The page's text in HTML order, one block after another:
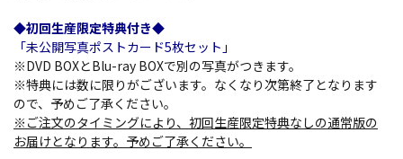
◆初回生産限定特典付き◆
「未公開写真ポストカード5枚セット」
※DVD BOXとBlu-ray BOXで別の写真がつきます。
※特典には数に限りがございます。なくなり次第終了となります
ので、予めご了承ください。
※ご注文のタイミングにより、初回生産限定特典なしの通常版の
お届けとなります。予めご了承ください。